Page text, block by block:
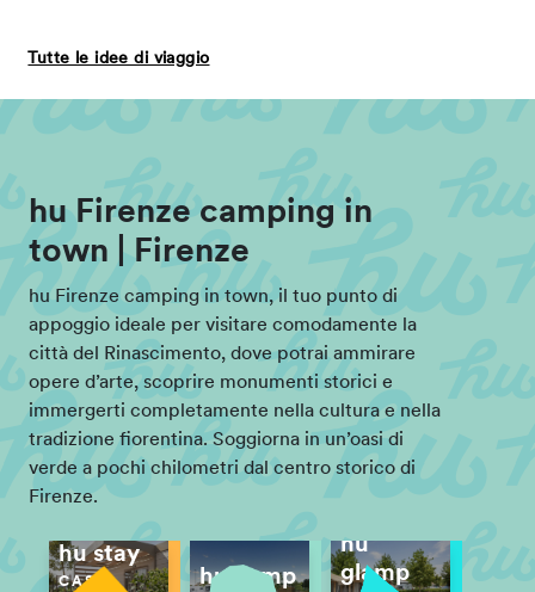
Tutte le idee di viaggio
hu Firenze camping in
town | Firenze
hu Firenze camping in town, il tuo punto di
appoggio ideale per visitare comodamente la
città del Rinascimento, dove potrai ammirare
opere d’arte, scoprire monumenti storici e
immergerti completamente nella cultura e nella
tradizione fiorentina. Soggiorna in un’oasi di
verde a pochi chilometri dal centro storico di
Firenze.
hu stay
CASE
hu camp
hu
glamp